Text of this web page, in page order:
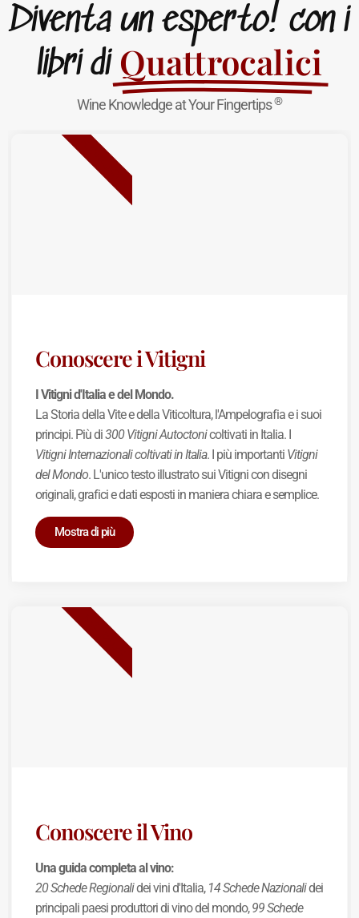
Diventa un esperto! con i
libri di Quattrocalici
Wine Knowledge at Your Fingertips®
Conoscere i Vitigni
I Vitigni d'Italia e del Mondo.
La Storia della Vite e della Viticoltura, l'Ampelografia e i suoi
principi. Più di300 Vitigni Autoctonicoltivati in Italia. I
Vitigni Internazionali coltivati in Italia. I più importanti Vitigni
del Mondo. L'unico testo illustrato sui Vitigni con disegni
originali, grafici e dati esposti in maniera chiara e semplice.
Mostra di più
NUOVA USCITA
Conoscere il Vino
Una guida completa al vino:
20 Schede Regionalidei vini d'Italia, 14 Schede Nazionalidei
principali paesi produttori di vino del mondo,99 Schede
BEST SELLER